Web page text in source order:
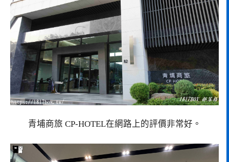
青埔商旅 CP-HOTEL在網路上的評價非常好。